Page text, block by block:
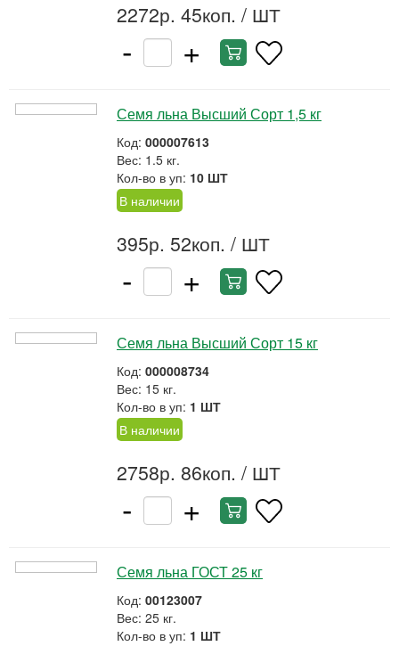
2272р. 45коп. / ШТ
- +
Семя льна Высший Сорт 1,5 кг
Код: 000007613
Вес: 1.5 кг.
Кол-во в уп: 10 ШТ
В наличии
395р. 52коп. / ШТ
- +
Семя льна Высший Сорт 15 кг
Код: 000008734
Вес: 15 кг.
Кол-во в уп: 1 ШТ
В наличии
2758р. 86коп. / ШТ
- +
Семя льна ГОСТ 25 кг
Код: 00123007
Вес: 25 кг.
Кол-во в уп: 1 ШТ